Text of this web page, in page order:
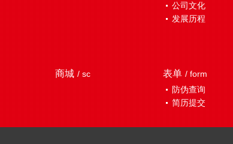
公司文化
发展历程
商城 / sc 表单 / form
防伪查询
简历提交